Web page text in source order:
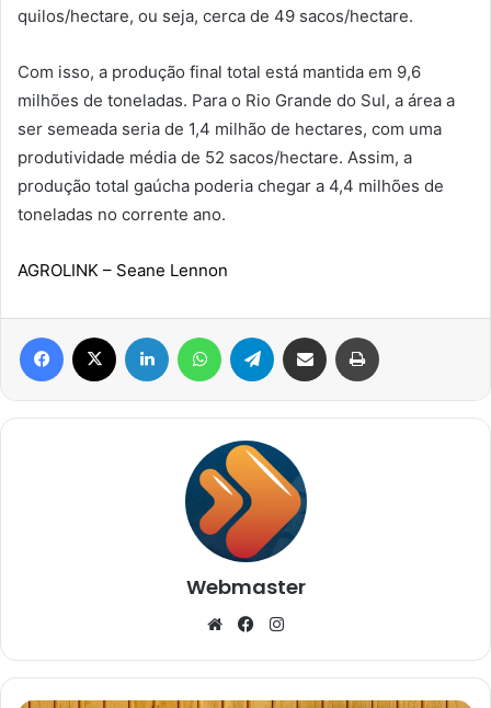
quilos/hectare, ou seja, cerca de 49 sacos/hectare.
Com isso, a produção final total está mantida em 9,6
milhões de toneladas. Para o Rio Grande do Sul, a área a
ser semeada seria de 1,4 milhão de hectares, com uma
produtividade média de 52 sacos/hectare. Assim, a
produção total gaúcha poderia chegar a 4,4 milhões de
toneladas no corrente ano.
AGROLINK – Seane Lennon
Facebook Linkedin WhatsAppTelegram Compartilhar via e-mail
Webmaster
WebsiteFacebook